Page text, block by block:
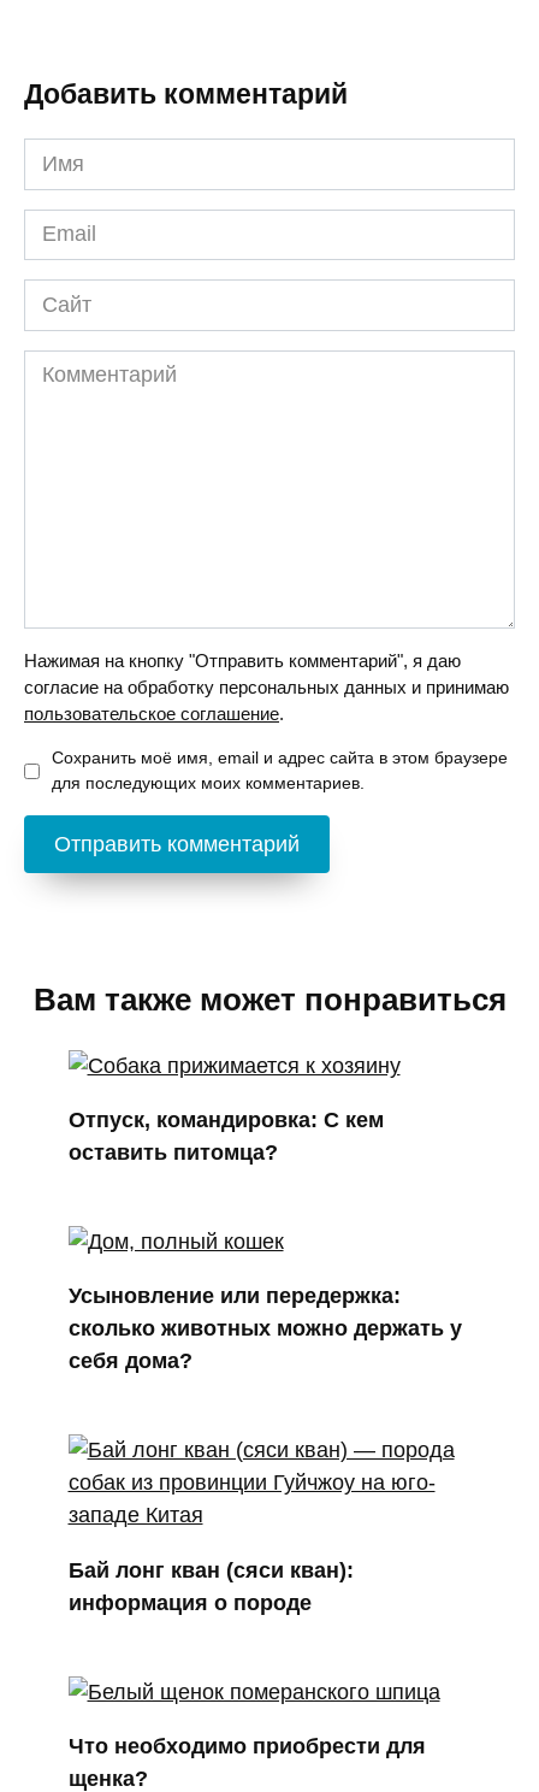
Добавить комментарий
Имя
Email
Сайт
Комментарий
Нажимая на кнопку "Отправить комментарий", я даю
согласие на обработку персональных данных и принимаю
пользовательское соглашение.
Сохранить моё имя, email и адрес сайта в этом браузере
для последующих моих комментариев.
Вам также может понравиться
Отпуск, командировка: С кем
оставить питомца?
Усыновление или передержка:
сколько животных можно держать у
себя дома?
Бай лонг кван (сяси кван):
информация о породе
Что необходимо приобрести для
щенка?